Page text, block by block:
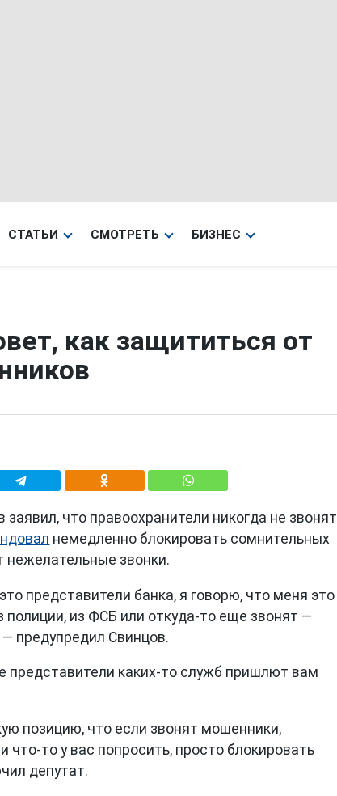
СТАТЬИ СМОТРЕТЬ БИЗНЕС
как защититься от
что правоохранители никогда не звонят
немедленно блокировать сомнительных
нежелательные звонки.
представители банка, я говорю, что меня это
полиции, из ФСБ или откуда-то еще звонят —
предупредил Свинцов.
представители каких-то служб пришлют вам
позицию, что если звонят мошенники,
что-то у вас попросить, просто блокировать
депутат.